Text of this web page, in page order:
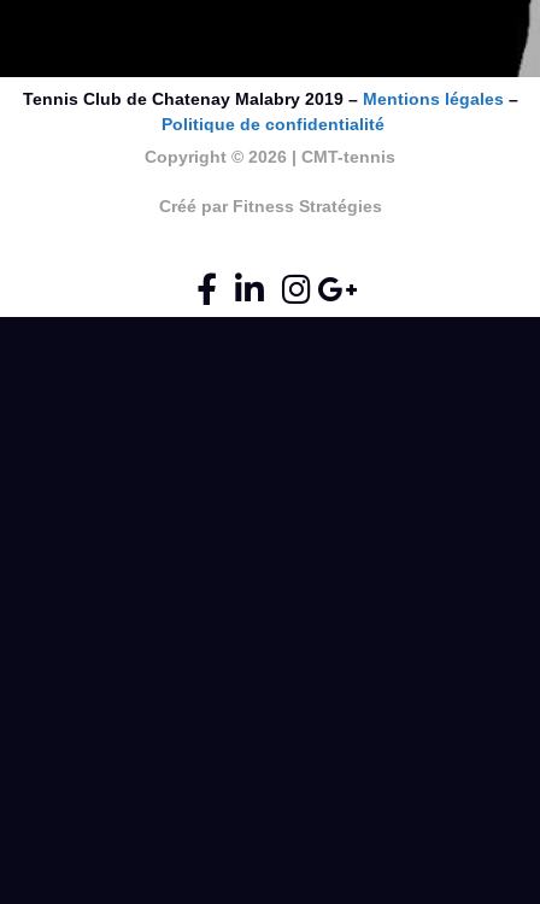
Tennis Club de Chatenay Malabry 2019 –Mentions légales–
Politique de confidentialité
Copyright © 2026 | CMT-tennis
Créé par Fitness Stratégies